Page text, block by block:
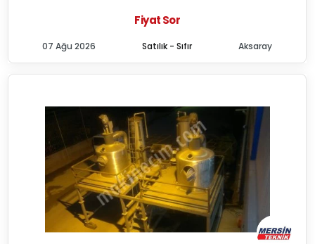
Fiyat Sor
Satılık - Sıfır
07 Ağu 2026 Aksaray